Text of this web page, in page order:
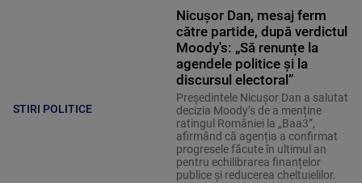
STIRI POLITICE
Nicușor Dan, mesaj ferm
către partide, după verdictul
Moody's: „Să renunțe la
agendele politice şi la
discursul electoral”
Președintele Nicușor Dan a salutat
decizia Moody’s de a menține
ratingul României la „Baa3”,
afirmând că agenția a confirmat
progresele făcute în ultimul an
pentru echilibrarea finanțelor
publice și reducerea cheltuielilor.